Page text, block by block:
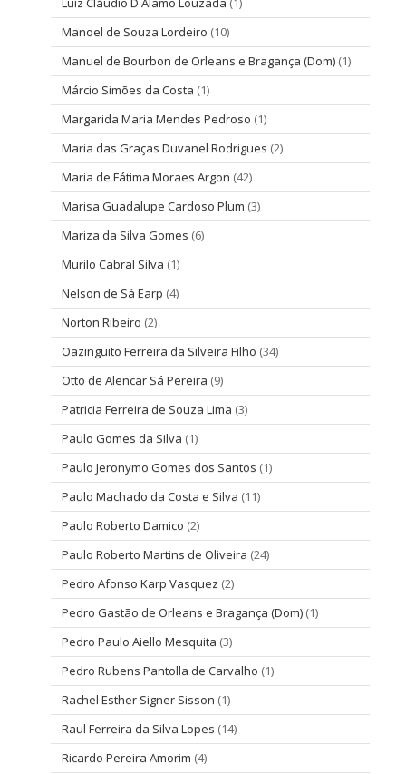
Manoel de Souza Lordeiro (10)
Manuel de Bourbon de Orleans e Bragança (Dom) (1)
Márcio Simões da Costa (1)
Margarida Maria Mendes Pedroso (1)
Maria das Graças Duvanel Rodrigues (2)
Maria de Fátima Moraes Argon (42)
Marisa Guadalupe Cardoso Plum (3)
Mariza da Silva Gomes (6)
Murilo Cabral Silva (1)
Nelson de Sá Earp (4)
Norton Ribeiro (2)
Oazinguito Ferreira da Silveira Filho (34)
Otto de Alencar Sá Pereira (9)
Patricia Ferreira de Souza Lima (3)
Paulo Gomes da Silva (1)
Paulo Jeronymo Gomes dos Santos (1)
Paulo Machado da Costa e Silva (11)
Paulo Roberto Damico (2)
Paulo Roberto Martins de Oliveira (24)
Pedro Afonso Karp Vasquez (2)
Pedro Gastão de Orleans e Bragança (Dom) (1)
Pedro Paulo Aiello Mesquita (3)
Pedro Rubens Pantolla de Carvalho (1)
Rachel Esther Signer Sisson (1)
Raul Ferreira da Silva Lopes (14)
Ricardo Pereira Amorim (4)